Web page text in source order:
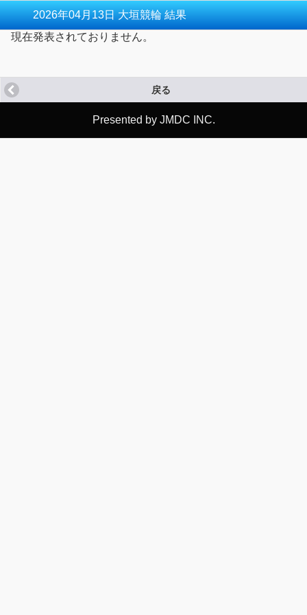
2026年04月13日 大垣競輪 結果
現在発表されておりません。
戻る
Presented by JMDC INC.